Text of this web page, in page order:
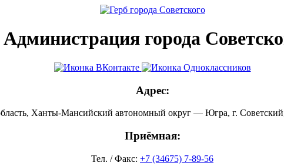
Администрация города
Адрес:
Ханты-Мансийский автономный округ — Югра, г.
Приёмная:
Тел. / Факс: +7 (34675) 7-89-56